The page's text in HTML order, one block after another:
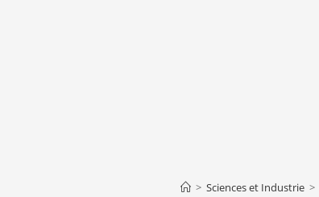
> Sciences et Industrie >